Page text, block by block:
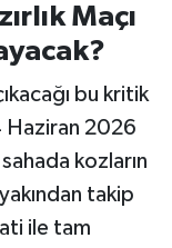
Maçı
bu kritik
Haziran 2026
kozların
takip
ile tam